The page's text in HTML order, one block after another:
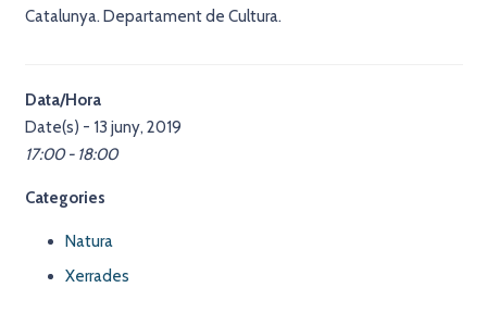
Catalunya. Departament de Cultura.
Data/Hora
Date(s) - 13 juny, 2019
17:00 - 18:00
Categories
Natura
Xerrades